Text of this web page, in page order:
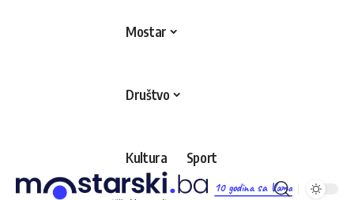
10 godina sa Vama
Mostar
Društvo
Kultura Sport